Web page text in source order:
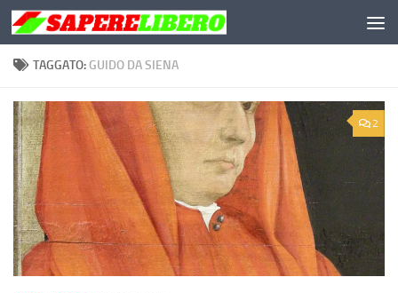
Salta al contenuto
TAGGATO: GUIDO DA SIENA
2